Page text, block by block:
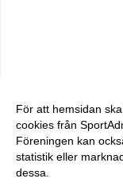
För att hemsidan
cookies från
Föreningen kan
statistik eller
dessa.